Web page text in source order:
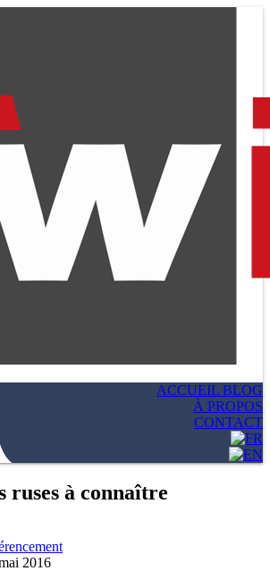
ACCUEIL BLOG
À PROPOS
CONTACT
ruses à connaître
2016